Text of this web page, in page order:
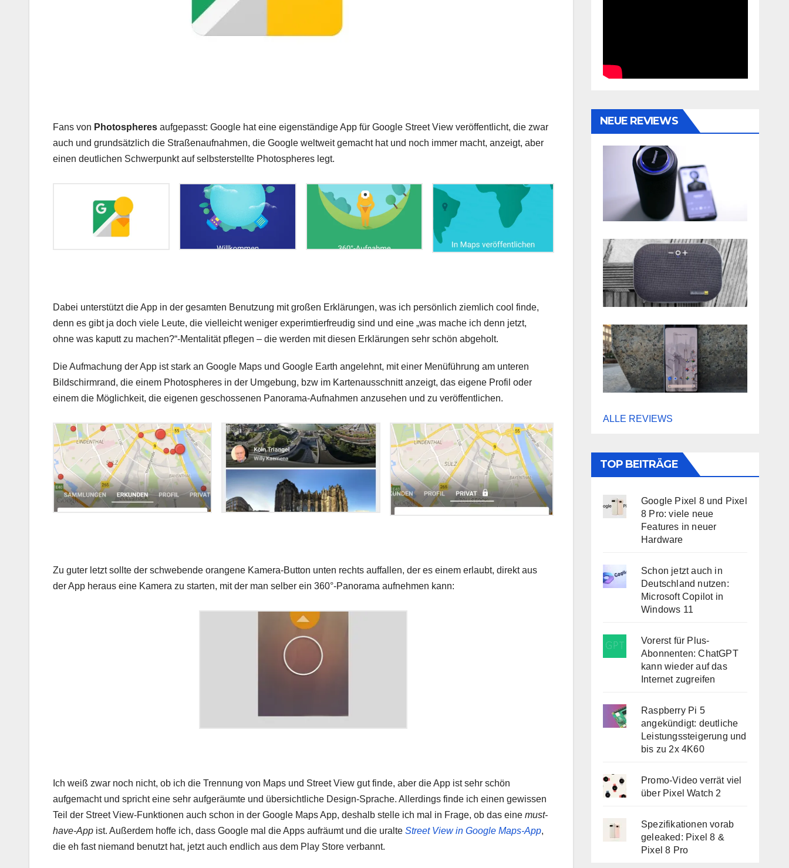
Fans von Photospheres aufgepasst: Google hat eine eigenständige App für Google Street View veröffentlicht, die zwar
auch und grundsätzlich die Straßenaufnahmen, die Google weltweit gemacht hat und noch immer macht, anzeigt, aber
einen deutlichen Schwerpunkt auf selbsterstellte Photospheres legt.
Dabei unterstützt die App in der gesamten Benutzung mit großen Erklärungen, was ich persönlich ziemlich cool finde,
denn es gibt ja doch viele Leute, die vielleicht weniger experimtierfreudig sind und eine „was mache ich denn jetzt,
ohne was kaputt zu machen?“-Mentalität pflegen – die werden mit diesen Erklärungen sehr schön abgeholt.
Die Aufmachung der App ist stark an Google Maps und Google Earth angelehnt, mit einer Menüführung am unteren
Bildschirmrand, die einem Photospheres in der Umgebung, bzw im Kartenausschnitt anzeigt, das eigene Profil oder
einem die Möglichkeit, die eigenen geschossenen Panorama-Aufnahmen anzusehen und zu veröffentlichen.
Zu guter letzt sollte der schwebende orangene Kamera-Button unten rechts auffallen, der es einem erlaubt, direkt aus
der App heraus eine Kamera zu starten, mit der man selber ein 360°-Panorama aufnehmen kann:
Ich weiß zwar noch nicht, ob ich die Trennung von Maps und Street View gut finde, aber die App ist sehr schön
aufgemacht und spricht eine sehr aufgeräumte und übersichtliche Design-Sprache. Allerdings finde ich einen gewissen
Teil der Street View-Funktionen auch schon in der Google Maps App, deshalb stelle ich mal in Frage, ob das eine must-
have-App ist. Außerdem hoffe ich, dass Google mal die Apps aufräumt und die uralte Street View in Google Maps-App,
die eh fast niemand benutzt hat, jetzt auch endlich aus dem Play Store verbannt.
NEUE REVIEWS
ALLE REVIEWS
TOP BEITRÄGE
Google Pixel 8 und Pixel
8 Pro: viele neue
Features in neuer
Hardware
Schon jetzt auch in
Deutschland nutzen:
Microsoft Copilot in
Windows 11
Vorerst für Plus-
Abonnenten: ChatGPT
kann wieder auf das
Internet zugreifen
Raspberry Pi 5
angekündigt: deutliche
Leistungssteigerung und
bis zu 2x 4K60
Promo-Video verrät viel
über Pixel Watch 2
Spezifikationen vorab
geleaked: Pixel 8 &
Pixel 8 Pro